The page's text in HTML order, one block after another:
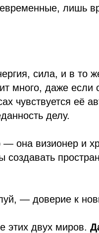
лишь
сила, и в то
много, даже если
чувствуется её
делу.
— она визионер и
— доверие к
этих двух миров.